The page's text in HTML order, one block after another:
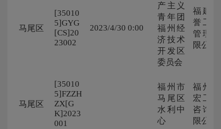
马尾区
[35010
5]GYG
[CS]20
23002
2023/4/30 0:00
产主义
青年团
福州经
济技术
开发区
委员会
福建广
誉工程
管理有
限公司
马尾区
[35010
5]FZZH
ZX[G
K]2023
001
福州市
马尾区
水利中
心
福州正
宏工程
咨询有
限公司